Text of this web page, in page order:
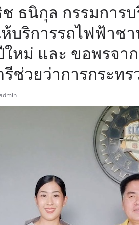
ธนิกุล กรรมการ
บริการรถไฟฟ้าช
หม่ และ ขอพรจา
ช่วยว่าการกระท